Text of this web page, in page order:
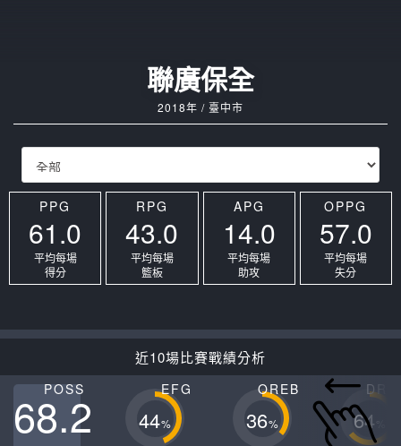
聯廣保全
2018年 / 臺中市
PPG
61.0
平均每場
得分
RPG
43.0
平均每場
籃板
APG
14.0
平均每場
助攻
OPPG
57.0
平均每場
失分
近10場比賽戰績分析
POSS
68.2 EFG
44%
OREB
36% 64